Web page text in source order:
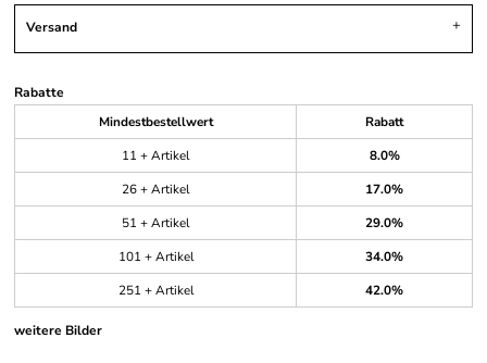
Versand
Rabatte
Mindestbestellwert
Rabatt
11 + Artikel
8.0%
26 + Artikel
17.0%
51 + Artikel
29.0%
101 + Artikel
34.0%
251 + Artikel
42.0%
weitere Bilder